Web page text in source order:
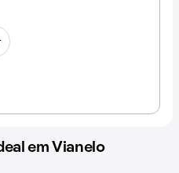
em Vianelo